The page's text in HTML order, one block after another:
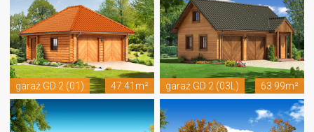
garaż GD 2 (01) 47.41m² garaż GD 2 (03L) 63.99m²